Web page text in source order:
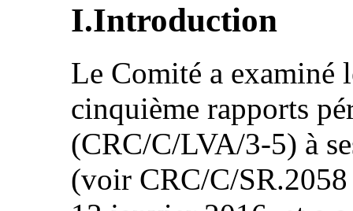
I.Introduction
Le Comité a examiné
cinquième rapports
(CRC/C/LVA/3-5) à
(voir CRC/C/